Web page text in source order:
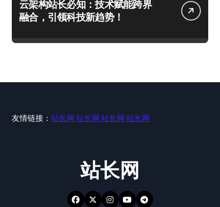
云架构站长必知：技术赋能跨界
融合，引领科技新趋势！
友情链接： 站长网 站长网 站长网 站长网
站长网